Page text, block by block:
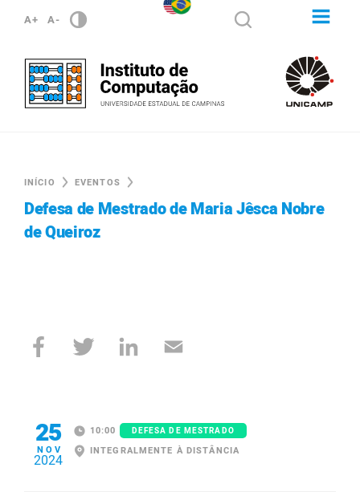
A+ A-
INÍCIO EVENTOS
Defesa de Mestrado de Maria Jêsca Nobre
de Queiroz
25
NOV
2024
10:00 DEFESA DE MESTRADO
INTEGRALMENTE À DISTÂNCIA